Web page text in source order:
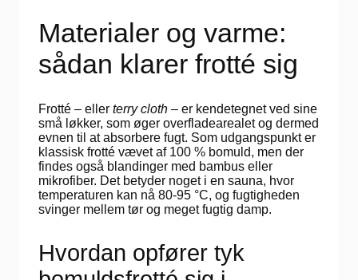
Materialer og varme:
sådan klarer frotté sig
Frotté – eller terry cloth – er kendetegnet ved sine
små løkker, som øger overfladearealet og dermed
evnen til at absorbere fugt. Som udgangspunkt er
klassisk frotté vævet af 100 % bomuld, men der
findes også blandinger med bambus eller
mikrofiber. Det betyder noget i en sauna, hvor
temperaturen kan nå 80-95 °C, og fugtigheden
svinger mellem tør og meget fugtig damp.
Hvordan opfører tyk